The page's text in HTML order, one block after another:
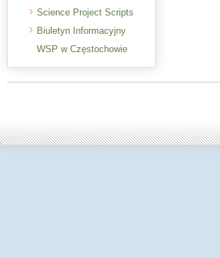
Science Project Scripts
Biuletyn Informacyjny
WSP w Częstochowie